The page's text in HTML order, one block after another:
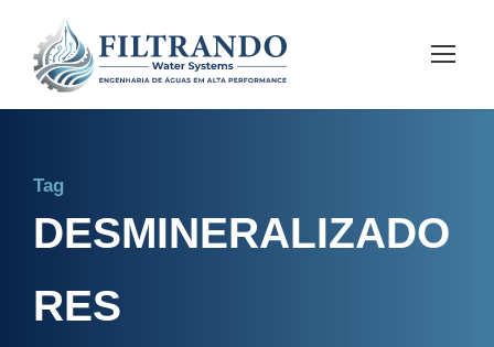
Tag
DESMINERALIZADO
RES